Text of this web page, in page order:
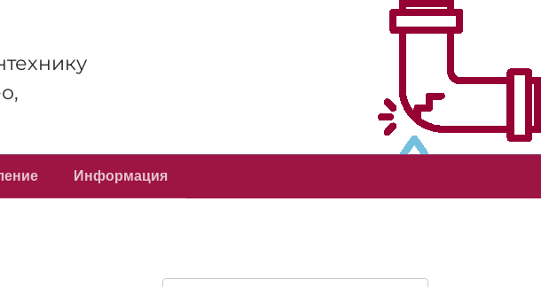
Информация